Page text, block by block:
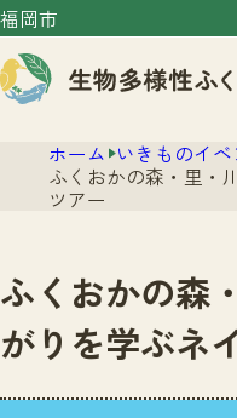
福岡市
センター紹介
ニュース
ホーム いきものイベ
ふくおかの森・里・
ツアー
ふくおかの森
がりを学ぶネ